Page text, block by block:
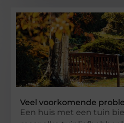
Veel voorkomende
Een huis met een tuin